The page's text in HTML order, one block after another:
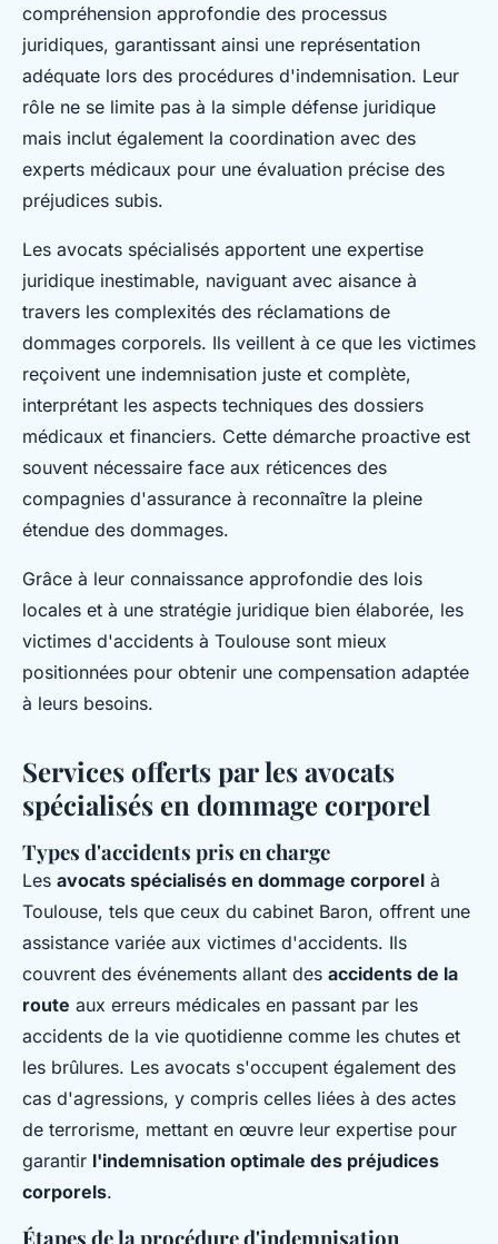
compréhension approfondie des processus
juridiques, garantissant ainsi une représentation
adéquate lors des procédures d'indemnisation. Leur
rôle ne se limite pas à la simple défense juridique
mais inclut également la coordination avec des
experts médicaux pour une évaluation précise des
préjudices subis.
Les avocats spécialisés apportent une expertise
juridique inestimable, naviguant avec aisance à
travers les complexités des réclamations de
dommages corporels. Ils veillent à ce que les victimes
reçoivent une indemnisation juste et complète,
interprétant les aspects techniques des dossiers
médicaux et financiers. Cette démarche proactive est
souvent nécessaire face aux réticences des
compagnies d'assurance à reconnaître la pleine
étendue des dommages.
Grâce à leur connaissance approfondie des lois
locales et à une stratégie juridique bien élaborée, les
victimes d'accidents à Toulouse sont mieux
positionnées pour obtenir une compensation adaptée
à leurs besoins.
Services offerts par les avocats
spécialisés en dommage corporel
Types d'accidents pris en charge
Les avocats spécialisés en dommage corporel à
Toulouse, tels que ceux du cabinet Baron, offrent une
assistance variée aux victimes d'accidents. Ils
couvrent des événements allant des accidents de la
route aux erreurs médicales en passant par les
accidents de la vie quotidienne comme les chutes et
les brûlures. Les avocats s'occupent également des
cas d'agressions, y compris celles liées à des actes
de terrorisme, mettant en œuvre leur expertise pour
garantir l'indemnisation optimale des préjudices
corporels.
Étapes de la procédure d'indemnisation